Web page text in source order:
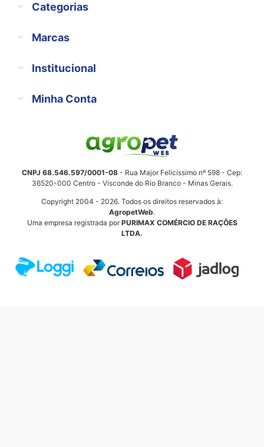
Categorias
Marcas
Institucional
Minha Conta
CNPJ 68.546.597/0001-08 - Rua Major Felicíssimo nº 598 - Cep:
36520-000 Centro - Visconde do Rio Branco - Minas Gerais.
Copyright 2004 - 2026. Todos os direitos reservados à:
AgropetWeb.
Uma empresa registrada porPURIMAX COMÉRCIO DE RAÇÕES
LTDA.